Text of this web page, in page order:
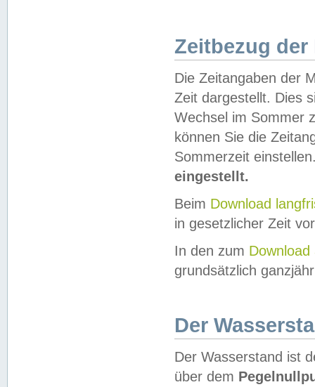
Zeitbezug der
Die Zeitangaben der
Zeit dargestellt. Dies
Wechsel im Sommer
können Sie die
Sommerzeit
eingestellt.
Beim Download
in gesetzlicher Zeit
In den zum Download
grundsätzlich
Der
Der Wasserstand ist
über dem